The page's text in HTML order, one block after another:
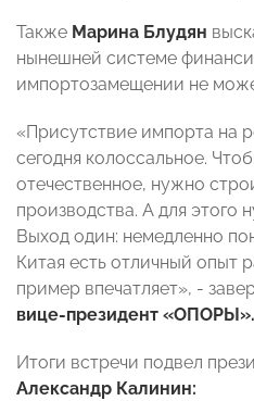
Также Марина Блудян
нынешней системе
импортозамещении не
«Присутствие импорта на
сегодня колоссальное.
отечественное, нужно
производства. А для этого
Выход один: немедленно
Китая есть отличный опыт
пример впечатляет», -
вице-президент «ОПОРЫ».
Итоги встречи подвел
Александр Калинин: